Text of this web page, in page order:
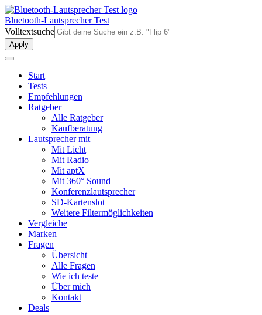
Direkt
zum
Inhalt
Bluetooth-Lautsprecher Test
Volltextsuche
Start
Tests
Empfehlungen
Ratgeber
Alle Ratgeber
Kaufberatung
Lautsprecher mit
Mit Licht
Mit Radio
Mit aptX
Mit 360° Sound
Konferenzlautsprecher
SD-Kartenslot
Weitere Filtermöglichkeiten
Vergleiche
Marken
Fragen
Übersicht
Alle Fragen
Wie ich teste
Über mich
Kontakt
Deals